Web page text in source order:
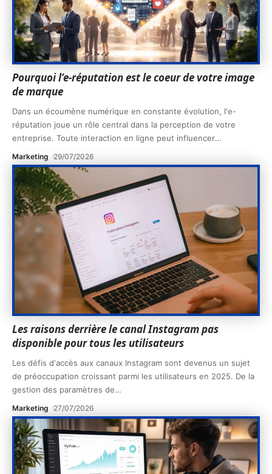
Pourquoi l’e-réputation est le coeur de votre image
de marque
Dans un écoumène numérique en constante évolution, l'e-
réputation joue un rôle central dans la perception de votre
entreprise. Toute interaction en ligne peut influencer…
Marketing 29/07/2026
Les raisons derrière le canal Instagram pas
disponible pour tous les utilisateurs
Les défis d'accès aux canaux Instagram sont devenus un sujet
de préoccupation croissant parmi les utilisateurs en 2025. De la
gestion des paramètres de…
Marketing 27/07/2026